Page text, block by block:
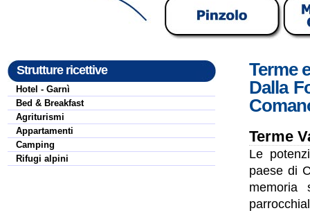
Strutture ricettive
Hotel - Garnì
Bed & Breakfast
Agriturismi
Appartamenti
Camping
Rifugi alpini
Terme
Dalla
Terme
Le
paese di
memoria